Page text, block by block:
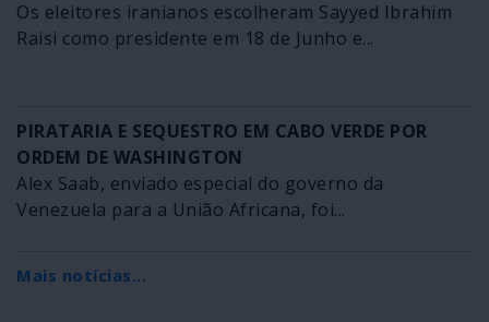
Os eleitores iranianos escolheram Sayyed Ibrahim
Raisi como presidente em 18 de Junho e...
PIRATARIA E SEQUESTRO EM CABO VERDE POR
ORDEM DE WASHINGTON
Alex Saab, enviado especial do governo da
Venezuela para a União Africana, foi...
Mais notícias...